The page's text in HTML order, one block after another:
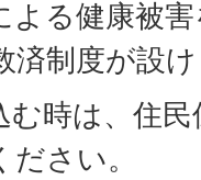
よる健康被
済制度が設
時は、住
さい。